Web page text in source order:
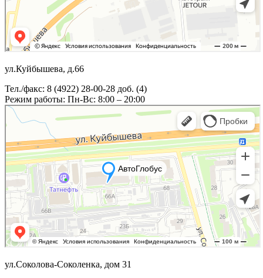
ул.Куйбышева, д.66
Тел./факс: 8 (4922) 28-00-28 доб. (4)
Режим работы: Пн-Вс: 8:00 – 20:00
ул.Соколова-Соколенка, дом 31